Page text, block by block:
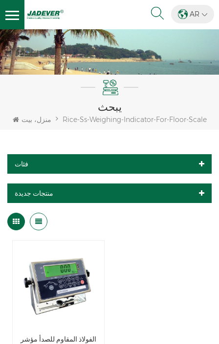
AR
يبحث
منزل، بيت Rice-Ss-Weighing-Indicator-For-Floor-Scale
فئات
منتجات جديدة
الفولاذ المقاوم للصدأ مؤشر